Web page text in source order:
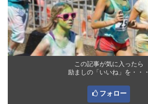
この記事が気に入ったら
励ましの「いいね」を・・・
フォロー